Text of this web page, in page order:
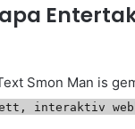
Smon Man is
interaktiv